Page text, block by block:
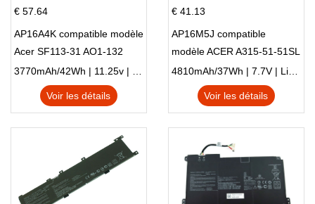
€ 57.64
AP16A4K compatible modèle
Acer SF113-31 AO1-132
NE132
3770mAh/42Wh | 11.25v | Li-ion ...
Voir les détails
€ 41.13
AP16M5J compatible
modèle ACER A315-51-51SL
N17Q1 SERIES
4810mAh/37Wh | 7.7V | Li-ion ...
Voir les détails